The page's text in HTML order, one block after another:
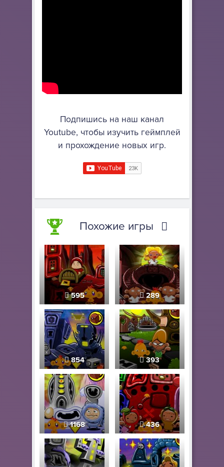
Подпишись на наш канал
Youtube, чтобы изучить геймплей
и прохождение новых игр.
Похожие игры
595 289
854 393
1168 436